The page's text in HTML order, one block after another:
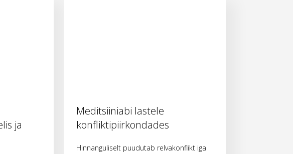
ja
Meditsiiniabi lastele
konfliktipiirkondades
Hinnanguliselt puudutab relvakonflikt iga